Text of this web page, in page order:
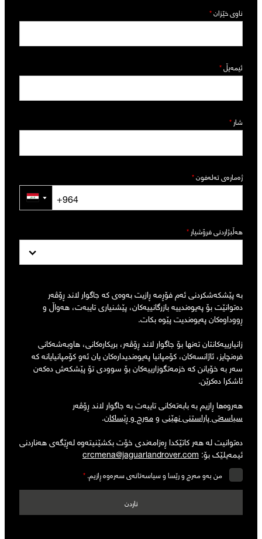
ناوی خێزان*
ئیمەیڵ*
شار*
ژەمارەی تەلەفون*
▼
هەڵبژاردنی فرۆشیار*
بە پێشکەشکردنی ئەم فۆڕمە ڕازیت بەوەی کە جاگوار لاند ڕۆڤەر
دەتوانێت بۆ پەیوەندییە بازرگانییەکان، پێشنیاری تایبەت، هەواڵ و
ڕووداوەکان پەیوەندیت پێوە بکات.
زانیارییەکانتان تەنها بۆ جاگوار لاند ڕۆڤەر، بریکارەکانی، هاوبەشەکانی
فرەنچایز، ئاژانسەکان، کۆمپانیا پەیوەندیدارەکان یان ئەو کۆمپانیایانە کە
سەر بە خۆیانن کە خزمەتگوزارییەکان بۆ سوودی تۆ پێشکەش دەکەن
ئاشکرا دەکرێن.
هەروەها ڕازیم بە بابەتەکانی تایبەت بە جاگوار لاند ڕۆڤەر
سیاسەتی پاراستنی نهێنیومەرج و ڕێساکان.
دەتوانیت لە هەر کاتێکدا ڕەزامەندی خۆت بکشێنیتەوە لەڕێگەی هەناردنی
ئیمەیلێک بۆ: crcmena@jaguarlandrover.com
من بەو مەرج و رێسا و سیاسەتانەی سەرەوە ڕازیم.*